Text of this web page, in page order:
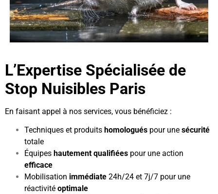
L’Expertise Spécialisée de
Stop Nuisibles Paris
En faisant appel à nos services, vous bénéficiez :
Techniques et produits homologués pour une sécurité
totale
Équipes hautement qualifiées pour une action
efficace
Mobilisation immédiate 24h/24 et 7j/7 pour une
réactivité optimale